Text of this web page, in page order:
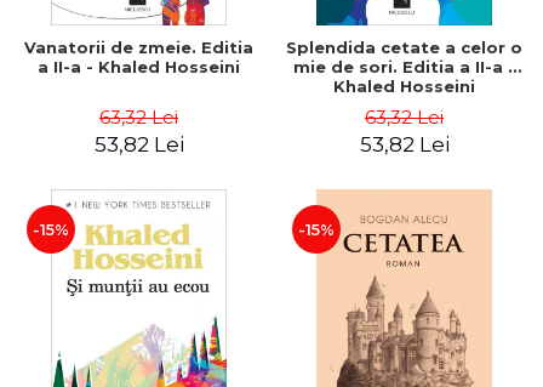
Vanatorii de zmeie. Editia
a II-a - Khaled Hosseini
63,32 Lei
53,82 Lei
Splendida cetate a celor o
mie de sori. Editia a II-a -
Khaled Hosseini
63,32 Lei
53,82 Lei
-15% -15%